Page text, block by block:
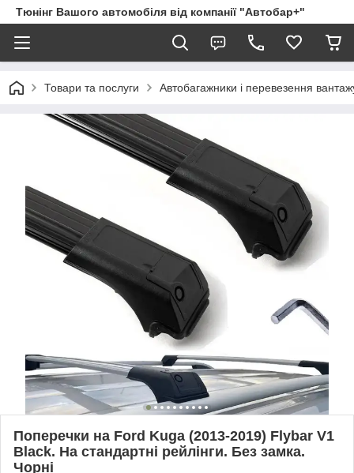
Тюнінг Вашого автомобіля від компанії "Автобар+"
Товари та послуги Автобагажники і перевезення
Поперечки на Ford Kuga (2013-2019) Flybar V1
Black. На стандартні рейлінги. Без замка.
Чорні